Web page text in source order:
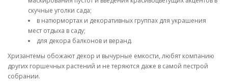
скучные уголки сада;
в натюрмортах и декоративных группах для украшения
мест отдыха в саду;
для декора балконов и веранд.
Хризантемы обожают декор и вычурные емкости, любят компанию
других горшечных растений и не теряются даже в самой пестрой
собрании.